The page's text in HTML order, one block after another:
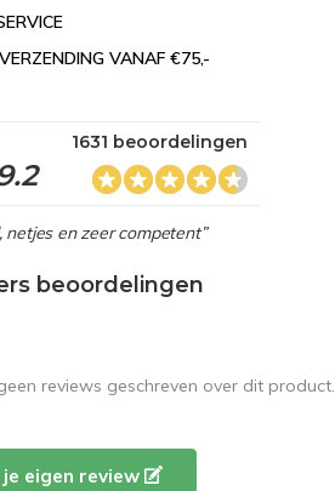
VANAF €75,-
1631 beoordelingen
netjes en zeer competent”
beoordelingen
reviews geschreven over dit product.
eigen review